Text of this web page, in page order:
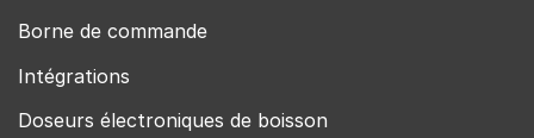
Borne de commande
Intégrations
Doseurs électroniques de boisson